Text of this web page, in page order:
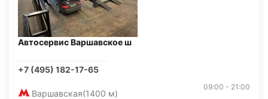
Автосервис Варшавское ш
+7 (495) 182-17-65
Варшавская(1400 м)
09:00 - 21:00